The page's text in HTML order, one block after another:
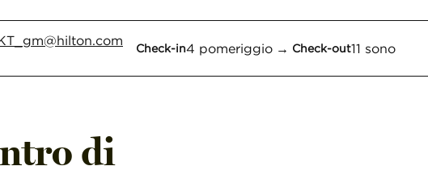
@hilton.com Check-in4 pomeriggio → Check-out11 sono
di